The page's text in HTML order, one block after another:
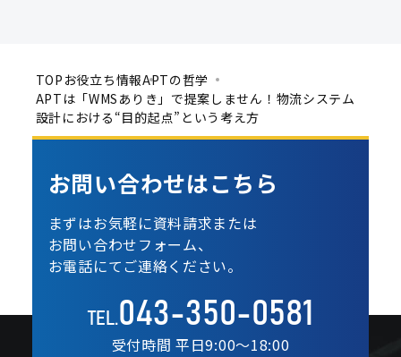
TOP お役立ち情報APTの哲学
APTは「WMSありき」で提案しません！物流システム
設計における“目的起点”という考え方
お問い合わせはこちら
まずはお気軽に資料請求または
お問い合わせフォーム、
お電話にてご連絡ください。
TEL.043-350-0581
受付時間 平日9:00〜18:00